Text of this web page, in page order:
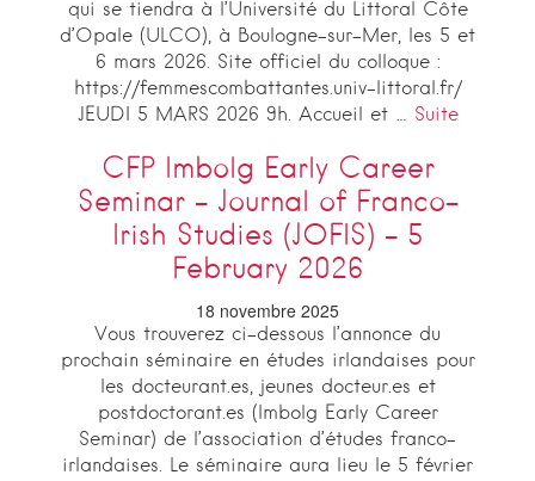
qui se tiendra à l’Université du Littoral Côte
d’Opale (ULCO), à Boulogne-sur-Mer, les 5 et
6 mars 2026. Site officiel du colloque :
https://femmescombattantes.univ-littoral.fr/
JEUDI 5 MARS 2026 9h. Accueil et … Suite
CFP Imbolg Early Career
Seminar – Journal of Franco-
Irish Studies (JOFIS) – 5
February 2026
18 novembre 2025
Vous trouverez ci-dessous l’annonce du
prochain séminaire en études irlandaises pour
les docteurant.es, jeunes docteur.es et
postdoctorant.es (Imbolg Early Career
Seminar) de l’association d’études franco-
irlandaises. Le séminaire aura lieu le 5 février